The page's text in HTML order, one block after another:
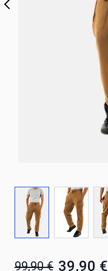
99,90 € 39,90 €